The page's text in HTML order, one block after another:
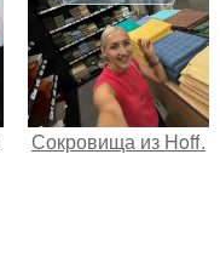
Сокровища из Hoff.